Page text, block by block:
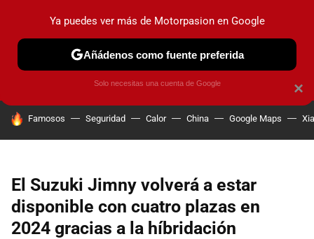
PRUEBAS COCHES ELÉCTRICOS OBSERVATORIO
HOY SE HABLA DE
Famosos Seguridad Calor China Google Maps
El Suzuki Jimny volverá a estar
disponible con cuatro plazas en
2024 gracias a la híbridación
×
Ya puedes ver más de Motorpasion en Google
Añádenos como fuente preferida
Solo necesitas una cuenta de Google